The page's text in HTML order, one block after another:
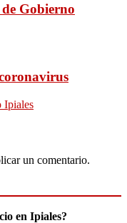
Gobierno
Ipiales
un comentario.
en Ipiales?